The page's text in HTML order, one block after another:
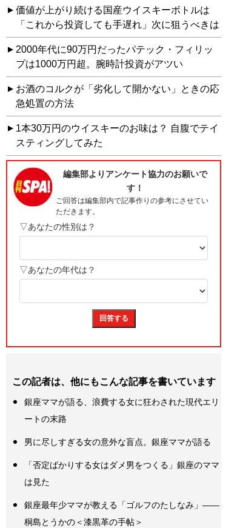
価値が上がり続ける国産ウイスキーボトルは
「これから投資しても手遅れ」次に狙うべきは
2000年代に90万円だったパテック・フィリッ
プは1000万円超。腕時計投資がアツい
お酒のコルクが「劣化して開かない」ときの応
急処置の方法
1本30万円のウイスキーのお味は？ 自腹でテイ
スティングしてみた
この記者は、他にもこんな記事を書いています
銀座ママが語る、浪費する女に狂わされた現代エリ
ートの末路
男に尽しすぎる女の意外な盲点。銀座ママが語る
「否定ばかりする女はダメ男をつくる」銀座のママ
は見た
銀座最年少ママが教える「ゴルフのたしなみ」――
桐島とうかの＜漆黒革の手帖＞